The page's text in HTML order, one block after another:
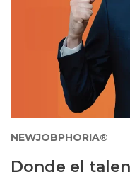
NEWJOBPHORIA®
Donde el